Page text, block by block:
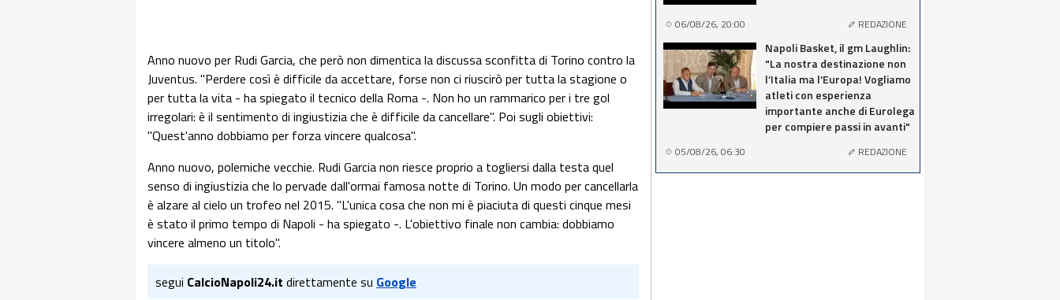
Anno nuovo per Rudi Garcia, che però non dimentica la discussa sconfitta di Torino contro la
Juventus. "Perdere così è difficile da accettare, forse non ci riuscirò per tutta la stagione o
per tutta la vita - ha spiegato il tecnico della Roma -. Non ho un rammarico per i tre gol
irregolari: è il sentimento di ingiustizia che è difficile da cancellare". Poi sugli obiettivi:
"Quest'anno dobbiamo per forza vincere qualcosa".
Anno nuovo, polemiche vecchie. Rudi Garcia non riesce proprio a togliersi dalla testa quel
senso di ingiustizia che lo pervade dall'ormai famosa notte di Torino. Un modo per cancellarla
è alzare al cielo un trofeo nel 2015. "L'unica cosa che non mi è piaciuta di questi cinque mesi
è stato il primo tempo di Napoli - ha spiegato -. L'obiettivo finale non cambia: dobbiamo
vincere almeno un titolo".
segui CalcioNapoli24.it direttamente su Google
06/08/26, 20:00 REDAZIONE
Napoli Basket, il gm Laughlin:
"La nostra destinazione non
l’Italia ma l’Europa! Vogliamo
atleti con esperienza
importante anche di Eurolega
per compiere passi in avanti"
05/08/26, 06:30 REDAZIONE